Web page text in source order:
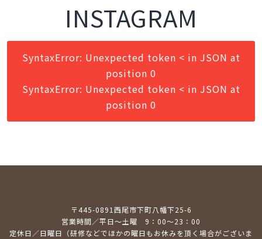
INSTAGRAM
SyntaxError: Unexpected token < in JSON at
position 0
SyntaxError: Unexpected token < in JSON at
position 0
〒445-0891西尾市下町八幡下25-6
営業時間／平日～土曜 9：00～23：00
定休日／日曜日（研修などでほかの曜日もお休みを頂く場合がございま